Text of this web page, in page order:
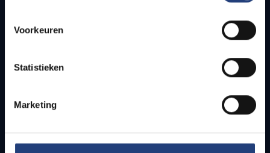
Voorkeuren
Statistieken
Marketing
How to get to the VUB campuses